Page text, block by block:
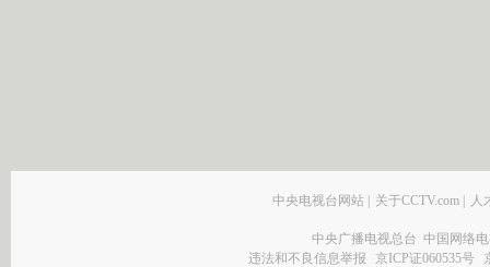
中央电视台网站 关于CCTV.com 人
中央广播电视总台 中国网络
违法和不良信息举报
京ICP证060535号